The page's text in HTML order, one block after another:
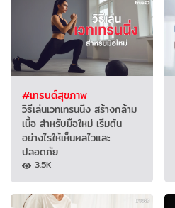
#เทรนด์สุขภาพ
วิธีเล่นเวทเทรนนิ่ง สร้างกล้าม
เนื้อ สำหรับมือใหม่ เริ่มต้น
อย่างไรให้เห็นผลไวและ
ปลอดภัย
3.5K